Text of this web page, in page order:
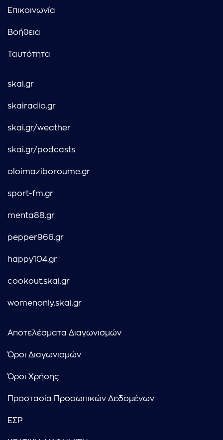
Επικοινωνία
Βοήθεια
Ταυτότητα
skai.gr
skairadio.gr
skai.gr/weather
skai.gr/podcasts
oloimaziboroume.gr
sport-fm.gr
menta88.gr
pepper966.gr
happy104.gr
cookout.skai.gr
womenonly.skai.gr
Αποτελέσματα Διαγωνισμών
Όροι Διαγωνισμών
Όροι Χρήσης
Προστασία Προσωπικών Δεδομένων
ΕΣΡ